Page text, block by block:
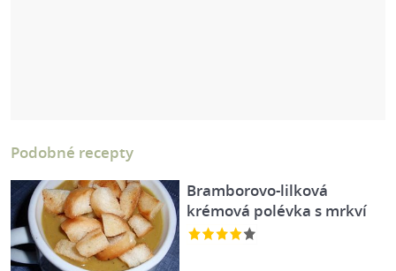
Podobné recepty
Bramborovo-lilková
krémová polévka s mrkví